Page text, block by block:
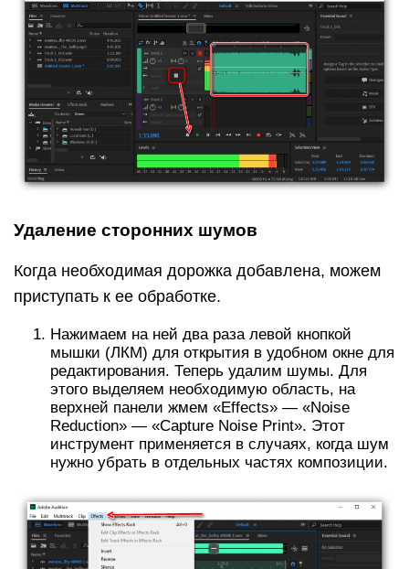
Удаление сторонних шумов
Когда необходимая дорожка добавлена, можем
приступать к ее обработке.
Нажимаем на ней два раза левой кнопкой
мышки (ЛКМ) для открытия в удобном окне для
редактирования. Теперь удалим шумы. Для
этого выделяем необходимую область, на
верхней панели жмем «Effects» — «Noise
Reduсtion» — «Capture Noise Print». Этот
инструмент применяется в случаях, когда шум
нужно убрать в отдельных частях композиции.